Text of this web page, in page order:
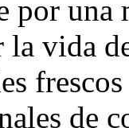
una
vida
de